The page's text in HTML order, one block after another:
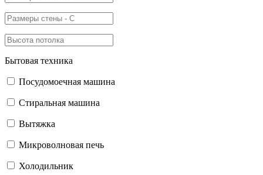
Бытовая техника
Посудомоечная машина
Стиральная машина
Вытяжка
Микроволновая печь
Холодильник